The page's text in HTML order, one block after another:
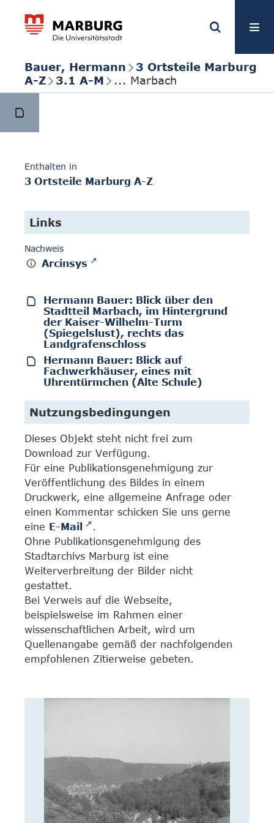
Bauer, Hermann
3 Ortsteile Marburg
A-Z
3.1 A-M ... Marbach
Enthalten in
3 Ortsteile Marburg A-Z
Links
Nachweis
Arcinsys
Hermann Bauer: Blick über den
Stadtteil Marbach, im Hintergrund
der Kaiser-Wilhelm-Turm
(Spiegelslust), rechts das
Landgrafenschloss
Hermann Bauer: Blick auf
Fachwerkhäuser, eines mit
Uhrentürmchen (Alte Schule)
Nutzungsbedingungen
Dieses Objekt steht nicht frei zum
Download zur Verfügung.
Für eine Publikationsgenehmigung zur
Veröffentlichung des Bildes in einem
Druckwerk, eine allgemeine Anfrage oder
einen Kommentar schicken Sie uns gerne
eine E-Mail
.
Ohne Publikationsgenehmigung des
Stadtarchivs Marburg ist eine
Weiterverbreitung der Bilder nicht
gestattet.
Bei Verweis auf die Webseite,
beispielsweise im Rahmen einer
wissenschaftlichen Arbeit, wird um
Quellenangabe gemäß der nachfolgenden
empfohlenen Zitierweise gebeten.